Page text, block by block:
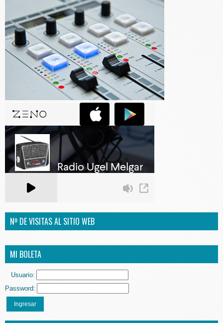
Nº DE VISITAS AL SITIO WEB
MI BOLETA
Usuario:
Password:
Ingresar